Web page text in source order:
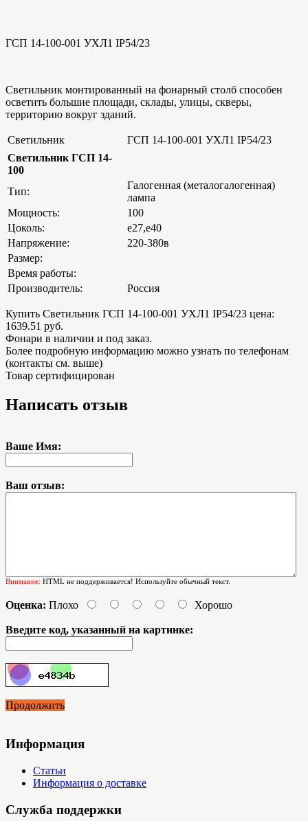
ГСП 14-100-001 УХЛ1 IP54/23
Светильник монтированный на фонарный столб способен
осветить большие площади, склады, улицы, скверы,
территорию вокруг зданий.
Светильник
ГСП 14-100-001 УХЛ1 IP54/23
Светильник ГСП 14-
100
Тип:
Галогенная (металогалогенная)
лампа
Мощность:
100
Цоколь:
е27,е40
Напряжение:
220-380в
Размер:
Время работы:
Производитель:
Россия
Купить Светильник ГСП 14-100-001 УХЛ1 IP54/23 цена:
1639.51 руб.
Фонари в наличии и под заказ.
Более подробную информацию можно узнать по телефонам
(контакты см. выше)
Товар сертифицирован
Написать отзыв
Ваше Имя:
Ваш отзыв:
Внимание: HTML не поддерживается! Используйте обычный текст.
Оценка: Плохо Хорошо
Введите код, указанный на картинке:
Продолжить
Информация
Статьи
Информация о доставке
Служба поддержки